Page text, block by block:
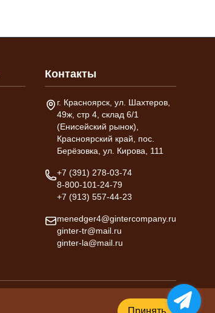
Контакты
Адрес склада
г. Красноярск, ул. Шахтеров,
49ж, стр 4, склад 6/1
(Енисейский рынок),
Красноярский край, пос.
Берёзовка, ул. Кирова, 111
Телефон
+7 (391) 278-03-74
8-800-101-24-79
+7 (913) 557-44-23
Emailmenedger4@gintercompany.ru
ginter-tr@mail.ru
ginter-la@mail.ru
Создание и продвижение -ombm.ru
Принять